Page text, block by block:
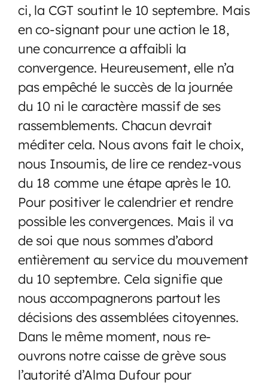
ci, la CGT soutint le 10 septembre. Mais
en co-signant pour une action le 18,
une concurrence a affaibli la
convergence. Heureusement, elle n’a
pas empêché le succès de la journée
du 10 ni le caractère massif de ses
rassemblements. Chacun devrait
méditer cela. Nous avons fait le choix,
nous Insoumis, de lire ce rendez-vous
du 18 comme une étape après le 10.
Pour positiver le calendrier et rendre
possible les convergences. Mais il va
de soi que nous sommes d’abord
entièrement au service du mouvement
du 10 septembre. Cela signifie que
nous accompagnerons partout les
décisions des assemblées citoyennes.
Dans le même moment, nous re-
ouvrons notre caisse de grève sous
l’autorité d’Alma Dufour pour